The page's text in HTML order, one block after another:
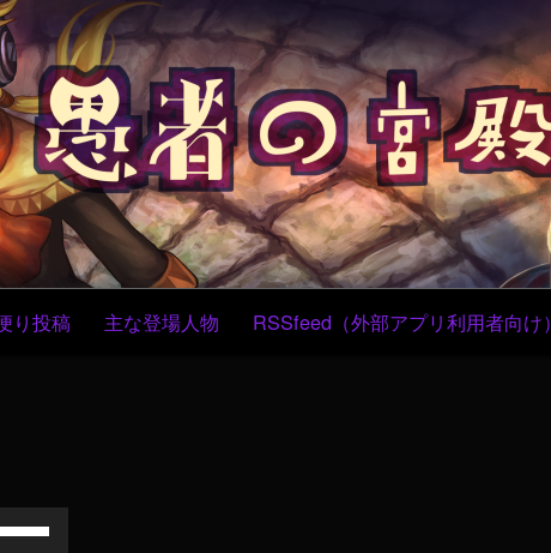
ン
テ
ン
ツ
へ
ス
キ
ッ
プ
り投稿 主な登場人物 RSSfeed（外部アプリ利用者向け）